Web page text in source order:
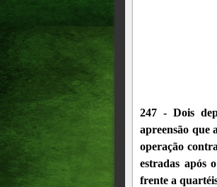
247 - Dois
apreensão que
operação
estradas após
frente a